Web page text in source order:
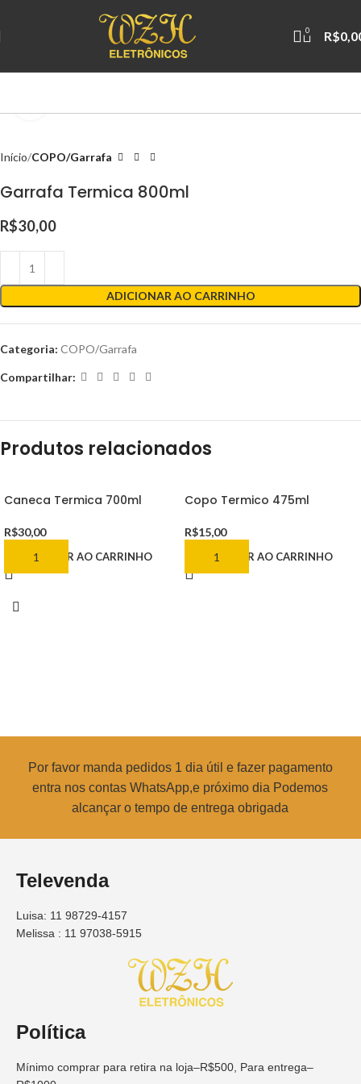
0 R$
Início COPO/Garrafa
Garrafa Termica 800ml
R$30,00
ADICIONAR AO CARRINHO
Categoria: COPO/Garrafa
Compartilhar:
Produtos relacionados
Caneca Termica 700ml
R$30,00
ADICIONAR AO CARRINHO
Copo Termico 475ml
R$15,00
ADICIONAR AO CARRINHO
Por favor manda pedidos 1 dia útil e fazer pagamento
entra nos contas WhatsApp,e próximo dia Podemos
alcançar o tempo de entrega obrigada
Televenda
Luisa: 11 98729-4157
Melissa : 11 97038-5915
Política
Mínimo comprar para retira na loja–R$500, Para entrega–